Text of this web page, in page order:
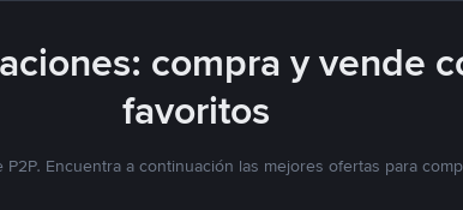
compra y vende
favoritos
P2P. Encuentra a continuación las mejores ofertas para